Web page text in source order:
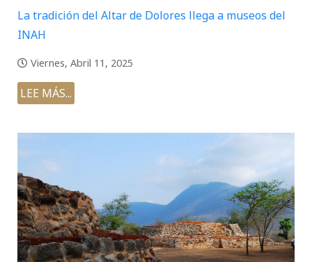
La tradición del Altar de Dolores llega a museos del
INAH
Viernes, Abril 11, 2025
LEE MÁS...